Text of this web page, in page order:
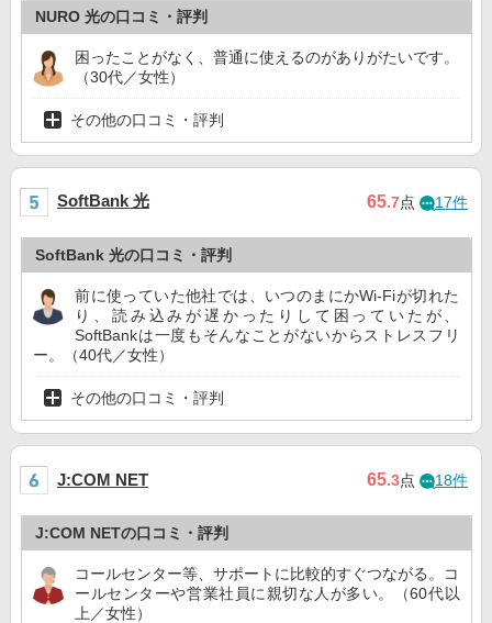
NURO 光の口コミ・評判
困ったことがなく、普通に使えるのがありがたいです。
（30代／女性）
その他の口コミ・評判
SoftBank 光 65.7点 17件
SoftBank 光の口コミ・評判
前に使っていた他社では、いつのまにかWi-Fiが切れた
り、読み込みが遅かったりして困っていたが、
SoftBankは一度もそんなことがないからストレスフリ
ー。（40代／女性）
その他の口コミ・評判
J:COM NET 65.3点 18件
J:COM NETの口コミ・評判
コールセンター等、サポートに比較的すぐつながる。コ
ールセンターや営業社員に親切な人が多い。（60代以
上／女性）